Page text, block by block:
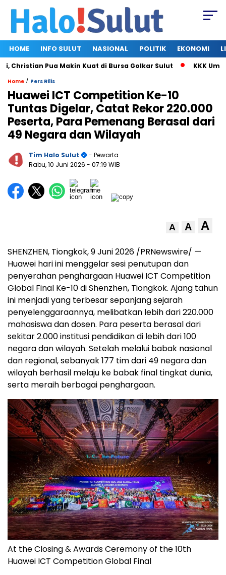
HOME INFO SULUT NASIONAL POLITIK EKONOMI
Pua Makin Kuat di Bursa Golkar Sulut KKK
Home / Pers Rilis
Huawei ICT Competition Ke-10
Tuntas Digelar, Catat Rekor 220.000
Peserta, Para Pemenang Berasal dari
49 Negara dan Wilayah
Tim Halo Sulut
- Pewarta
Rabu, 10 Juni 2026 - 07:19 WIB
A A A
SHENZHEN, Tiongkok, 9 Juni 2026 /PRNewswire/ —
Huawei hari ini menggelar sesi penutupan dan
penyerahan penghargaan Huawei ICT Competition
Global Final Ke-10 di Shenzhen, Tiongkok. Ajang tahun
ini menjadi yang terbesar sepanjang sejarah
penyelenggaraannya, melibatkan lebih dari 220.000
mahasiswa dan dosen. Para peserta berasal dari
sekitar 2.000 institusi pendidikan di lebih dari 100
negara dan wilayah. Setelah melalui babak nasional
dan regional, sebanyak 177 tim dari 49 negara dan
wilayah berhasil melaju ke babak final tingkat dunia,
serta meraih berbagai penghargaan.
At the Closing & Awards Ceremony of the 10th
Huawei ICT Competition Global Final